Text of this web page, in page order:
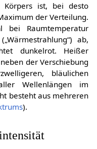
Körpers ist, bei desto
der Verteilung.
bei Raumtemperatur
ab,
dunkelrot. Heißer
der Verschiebung
bläulichen
Wellenlängen im
besteht aus mehreren
).